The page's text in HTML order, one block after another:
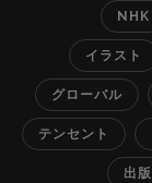
NHK
イラスト
グローバル
テンセント
出版